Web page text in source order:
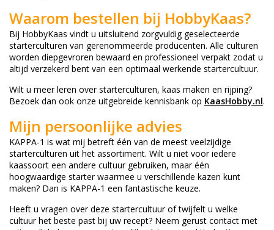
Waarom bestellen bij HobbyKaas?
Bij HobbyKaas vindt u uitsluitend zorgvuldig geselecteerde
starterculturen van gerenommeerde producenten. Alle culturen
worden diepgevroren bewaard en professioneel verpakt zodat u
altijd verzekerd bent van een optimaal werkende startercultuur.
Wilt u meer leren over starterculturen, kaas maken en rijping?
Bezoek dan ook onze uitgebreide kennisbank op KaasHobby.nl.
Mijn persoonlijke advies
KAPPA-1 is wat mij betreft één van de meest veelzijdige
starterculturen uit het assortiment. Wilt u niet voor iedere
kaassoort een andere cultuur gebruiken, maar één
hoogwaardige starter waarmee u verschillende kazen kunt
maken? Dan is KAPPA-1 een fantastische keuze.
Heeft u vragen over deze startercultuur of twijfelt u welke
cultuur het beste past bij uw recept? Neem gerust contact met